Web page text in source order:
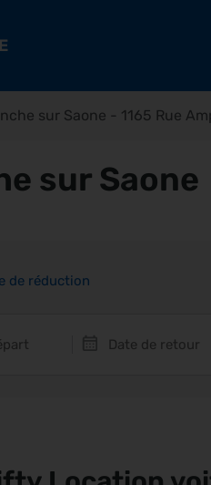
sur Saone - 1165 Rue
sur Saone
de réduction